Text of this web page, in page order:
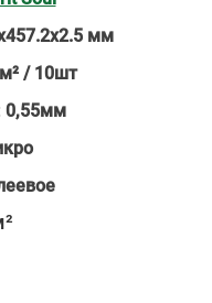
мм
/ 10шт
0,55мм